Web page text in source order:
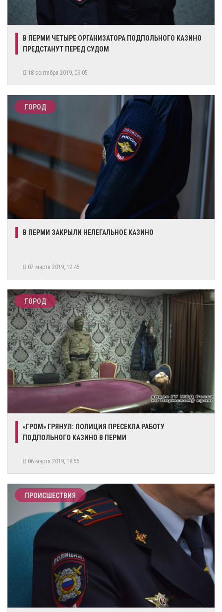
В ПЕРМИ ЧЕТЫРЕ ОРГАНИЗАТОРА ПОДПОЛЬНОГО КАЗИНО
ПРЕДСТАНУТ ПЕРЕД СУДОМ
18 сентября 2019, 09:05
ГОРОД
​В ПЕРМИ ЗАКРЫЛИ НЕЛЕГАЛЬНОЕ КАЗИНО
07 марта 2019, 12:45
ГОРОД
«ГРОМ» ГРЯНУЛ: ПОЛИЦИЯ ПРЕСЕКЛА РАБОТУ
ПОДПОЛЬНОГО КАЗИНО В ПЕРМИ
06 марта 2019, 18:55
ПРОИСШЕСТВИЯ